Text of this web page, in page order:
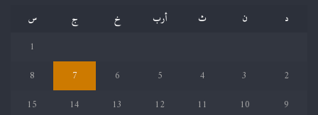
د
ن ث أرب خ ج
س
1
2
3
4
5
6
7
8
9
10
11
12
13
14
15